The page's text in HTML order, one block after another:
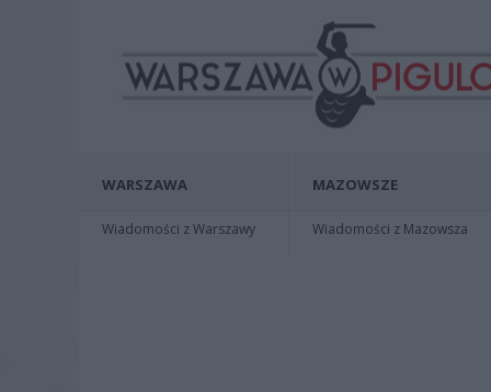
WARSZAWA
Wiadomości z Warszawy
MAZOWSZE
Wiadomości z Mazowsza